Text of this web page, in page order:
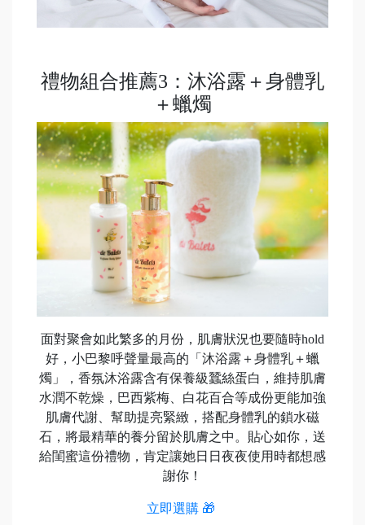
禮物組合推薦3：沐浴露＋身體乳
＋蠟燭
面對聚會如此繁多的月份，肌膚狀況也要隨時hold
好，小巴黎呼聲量最高的「沐浴露＋身體乳＋蠟
燭」，香氛沐浴露含有保養級蠶絲蛋白，維持肌膚
水潤不乾燥，巴西紫梅、白花百合等成份更能加強
肌膚代謝、幫助提亮緊緻，搭配身體乳的鎖水磁
石，將最精華的養分留於肌膚之中。貼心如你，送
給閨蜜這份禮物，肯定讓她日日夜夜使用時都想感
謝你！
立即選購 🎁